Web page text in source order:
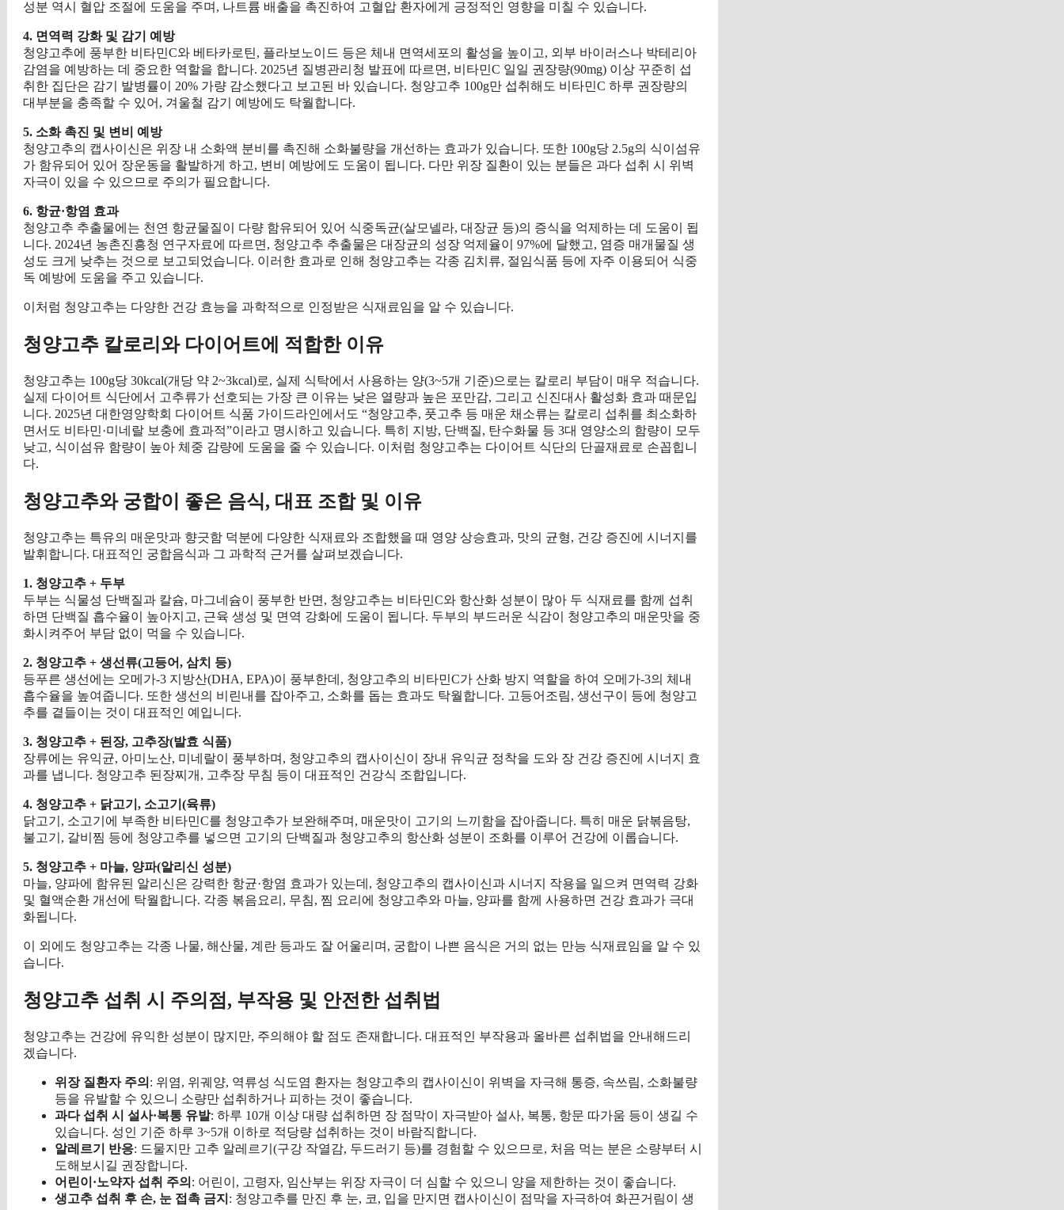
성분 역시 혈압 조절에 도움을 주며, 나트륨 배출을 촉진하여 고혈압 환자에게 긍정적인 영향을 미칠 수 있습니다.
4. 면역력 강화 및 감기 예방
청양고추에 풍부한 비타민C와 베타카로틴, 플라보노이드 등은 체내 면역세포의 활성을 높이고, 외부 바이러스나 박테리아
감염을 예방하는 데 중요한 역할을 합니다. 2025년 질병관리청 발표에 따르면, 비타민C 일일 권장량(90mg) 이상 꾸준히 섭
취한 집단은 감기 발병률이 20% 가량 감소했다고 보고된 바 있습니다. 청양고추 100g만 섭취해도 비타민C 하루 권장량의
대부분을 충족할 수 있어, 겨울철 감기 예방에도 탁월합니다.
5. 소화 촉진 및 변비 예방
청양고추의 캡사이신은 위장 내 소화액 분비를 촉진해 소화불량을 개선하는 효과가 있습니다. 또한 100g당 2.5g의 식이섬유
가 함유되어 있어 장운동을 활발하게 하고, 변비 예방에도 도움이 됩니다. 다만 위장 질환이 있는 분들은 과다 섭취 시 위벽
자극이 있을 수 있으므로 주의가 필요합니다.
6. 항균·항염 효과
청양고추 추출물에는 천연 항균물질이 다량 함유되어 있어 식중독균(살모넬라, 대장균 등)의 증식을 억제하는 데 도움이 됩
니다. 2024년 농촌진흥청 연구자료에 따르면, 청양고추 추출물은 대장균의 성장 억제율이 97%에 달했고, 염증 매개물질 생
성도 크게 낮추는 것으로 보고되었습니다. 이러한 효과로 인해 청양고추는 각종 김치류, 절임식품 등에 자주 이용되어 식중
독 예방에 도움을 주고 있습니다.
이처럼 청양고추는 다양한 건강 효능을 과학적으로 인정받은 식재료임을 알 수 있습니다.
청양고추 칼로리와 다이어트에 적합한 이유
청양고추는 100g당 30kcal(개당 약 2~3kcal)로, 실제 식탁에서 사용하는 양(3~5개 기준)으로는 칼로리 부담이 매우 적습니다.
실제 다이어트 식단에서 고추류가 선호되는 가장 큰 이유는 낮은 열량과 높은 포만감, 그리고 신진대사 활성화 효과 때문입
니다. 2025년 대한영양학회 다이어트 식품 가이드라인에서도 “청양고추, 풋고추 등 매운 채소류는 칼로리 섭취를 최소화하
면서도 비타민·미네랄 보충에 효과적”이라고 명시하고 있습니다. 특히 지방, 단백질, 탄수화물 등 3대 영양소의 함량이 모두
낮고, 식이섬유 함량이 높아 체중 감량에 도움을 줄 수 있습니다. 이처럼 청양고추는 다이어트 식단의 단골재료로 손꼽힙니
다.
청양고추와 궁합이 좋은 음식, 대표 조합 및 이유
청양고추는 특유의 매운맛과 향긋함 덕분에 다양한 식재료와 조합했을 때 영양 상승효과, 맛의 균형, 건강 증진에 시너지를
발휘합니다. 대표적인 궁합음식과 그 과학적 근거를 살펴보겠습니다.
1. 청양고추 + 두부
두부는 식물성 단백질과 칼슘, 마그네슘이 풍부한 반면, 청양고추는 비타민C와 항산화 성분이 많아 두 식재료를 함께 섭취
하면 단백질 흡수율이 높아지고, 근육 생성 및 면역 강화에 도움이 됩니다. 두부의 부드러운 식감이 청양고추의 매운맛을 중
화시켜주어 부담 없이 먹을 수 있습니다.
2. 청양고추 + 생선류(고등어, 삼치 등)
등푸른 생선에는 오메가-3 지방산(DHA, EPA)이 풍부한데, 청양고추의 비타민C가 산화 방지 역할을 하여 오메가-3의 체내
흡수율을 높여줍니다. 또한 생선의 비린내를 잡아주고, 소화를 돕는 효과도 탁월합니다. 고등어조림, 생선구이 등에 청양고
추를 곁들이는 것이 대표적인 예입니다.
3. 청양고추 + 된장, 고추장(발효 식품)
장류에는 유익균, 아미노산, 미네랄이 풍부하며, 청양고추의 캡사이신이 장내 유익균 정착을 도와 장 건강 증진에 시너지 효
과를 냅니다. 청양고추 된장찌개, 고추장 무침 등이 대표적인 건강식 조합입니다.
4. 청양고추 + 닭고기, 소고기(육류)
닭고기, 소고기에 부족한 비타민C를 청양고추가 보완해주며, 매운맛이 고기의 느끼함을 잡아줍니다. 특히 매운 닭볶음탕,
불고기, 갈비찜 등에 청양고추를 넣으면 고기의 단백질과 청양고추의 항산화 성분이 조화를 이루어 건강에 이롭습니다.
5. 청양고추 + 마늘, 양파(알리신 성분)
마늘, 양파에 함유된 알리신은 강력한 항균·항염 효과가 있는데, 청양고추의 캡사이신과 시너지 작용을 일으켜 면역력 강화
및 혈액순환 개선에 탁월합니다. 각종 볶음요리, 무침, 찜 요리에 청양고추와 마늘, 양파를 함께 사용하면 건강 효과가 극대
화됩니다.
이 외에도 청양고추는 각종 나물, 해산물, 계란 등과도 잘 어울리며, 궁합이 나쁜 음식은 거의 없는 만능 식재료임을 알 수 있
습니다.
청양고추 섭취 시 주의점, 부작용 및 안전한 섭취법
청양고추는 건강에 유익한 성분이 많지만, 주의해야 할 점도 존재합니다. 대표적인 부작용과 올바른 섭취법을 안내해드리
겠습니다.
위장 질환자 주의 : 위염, 위궤양, 역류성 식도염 환자는 청양고추의 캡사이신이 위벽을 자극해 통증, 속쓰림, 소화불량
등을 유발할 수 있으니 소량만 섭취하거나 피하는 것이 좋습니다.
과다 섭취 시 설사·복통 유발: 하루 10개 이상 대량 섭취하면 장 점막이 자극받아 설사, 복통, 항문 따가움 등이 생길 수
있습니다. 성인 기준 하루 3~5개 이하로 적당량 섭취하는 것이 바람직합니다.
알레르기 반응: 드물지만 고추 알레르기(구강 작열감, 두드러기 등)를 경험할 수 있으므로, 처음 먹는 분은 소량부터 시
도해보시길 권장합니다.
어린이·노약자 섭취 주의 : 어린이, 고령자, 임산부는 위장 자극이 더 심할 수 있으니 양을 제한하는 것이 좋습니다.
생고추 섭취 후 손, 눈 접촉 금지 : 청양고추를 만진 후 눈, 코, 입을 만지면 캡사이신이 점막을 자극하여 화끈거림이 생